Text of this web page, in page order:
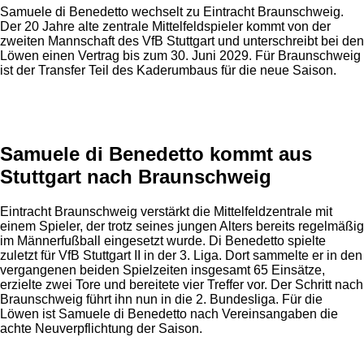
Samuele di Benedetto wechselt zu Eintracht Braunschweig.
Der 20 Jahre alte zentrale Mittelfeldspieler kommt von der
zweiten Mannschaft des VfB Stuttgart und unterschreibt bei den
Löwen einen Vertrag bis zum 30. Juni 2029. Für Braunschweig
ist der Transfer Teil des Kaderumbaus für die neue Saison.
Samuele di Benedetto kommt aus
Stuttgart nach Braunschweig
Eintracht Braunschweig verstärkt die Mittelfeldzentrale mit
einem Spieler, der trotz seines jungen Alters bereits regelmäßig
im Männerfußball eingesetzt wurde. Di Benedetto spielte
zuletzt für VfB Stuttgart II in der 3. Liga. Dort sammelte er in den
vergangenen beiden Spielzeiten insgesamt 65 Einsätze,
erzielte zwei Tore und bereitete vier Treffer vor. Der Schritt nach
Braunschweig führt ihn nun in die 2. Bundesliga. Für die
Löwen ist Samuele di Benedetto nach Vereinsangaben die
achte Neuverpflichtung der Saison.